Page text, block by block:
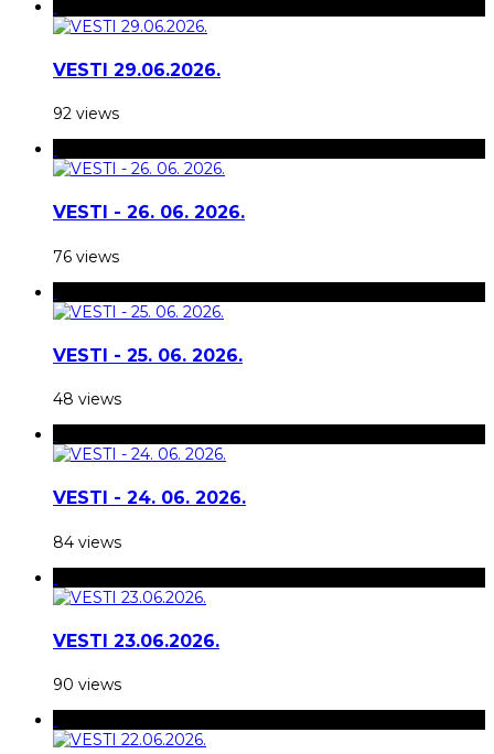
VESTI 29.06.2026.
92 views
VESTI - 26. 06. 2026.
76 views
VESTI - 25. 06. 2026.
48 views
VESTI - 24. 06. 2026.
84 views
VESTI 23.06.2026.
90 views